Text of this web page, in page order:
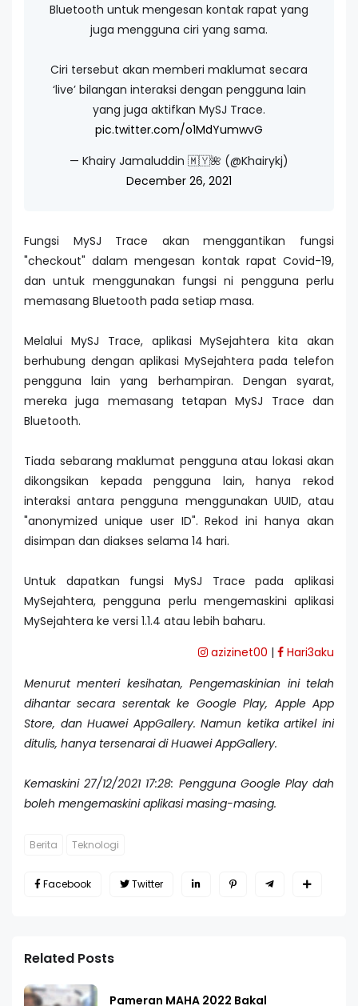
Bluetooth untuk mengesan kontak rapat yang
juga mengguna ciri yang sama.
Ciri tersebut akan memberi maklumat secara
‘live’ bilangan interaksi dengan pengguna lain
yang juga aktifkan MySJ Trace.
pic.twitter.com/o1MdYumwvG
— Khairy Jamaluddin 🇲🇾🌺 (@Khairykj)
December 26, 2021
Fungsi MySJ Trace akan menggantikan fungsi
"checkout" dalam mengesan kontak rapat Covid-19,
dan untuk menggunakan fungsi ni pengguna perlu
memasang Bluetooth pada setiap masa.
Melalui MySJ Trace, aplikasi MySejahtera kita akan
berhubung dengan aplikasi MySejahtera pada telefon
pengguna lain yang berhampiran. Dengan syarat,
mereka juga memasang tetapan MySJ Trace dan
Bluetooth.
Tiada sebarang maklumat pengguna atau lokasi akan
dikongsikan kepada pengguna lain, hanya rekod
interaksi antara pengguna menggunakan UUID, atau
"anonymized unique user ID". Rekod ini hanya akan
disimpan dan diakses selama 14 hari.
Untuk dapatkan fungsi MySJ Trace pada aplikasi
MySejahtera, pengguna perlu mengemaskini aplikasi
MySejahtera ke versi 1.1.4 atau lebih baharu.
azizinet00 |
Hari3aku
Menurut menteri kesihatan, Pengemaskinian ini telah
dihantar secara serentak ke Google Play, Apple App
Store, dan Huawei AppGallery. Namun ketika artikel ini
ditulis, hanya tersenarai di Huawei AppGallery.
Kemaskini 27/12/2021 17:28: Pengguna Google Play dah
boleh mengemaskini aplikasi masing-masing.
Berita Teknologi
Facebook Twitter
Related Posts
Pameran MAHA 2022 Bakal